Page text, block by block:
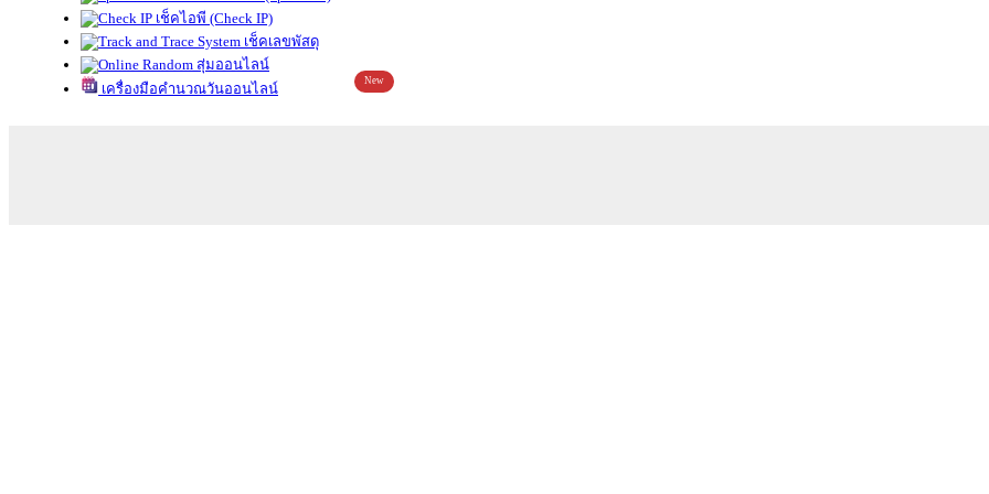
เช็คไอพี (Check IP)
เช็คเลขพัสดุ
สุ่มออนไลน์
เครื่องมือคำนวณวันออนไลน์
New